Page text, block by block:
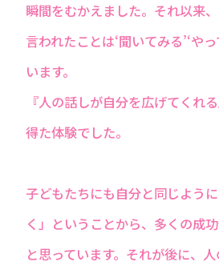
瞬間をむかえました。それ以来、
言われたことは‘聞いてみる’‘や
います。
『人の話しが自分を広げてくれ
得た体験でした。
子どもたちにも自分と同じよう
く」ということから、多くの成
と思っています。それが後に、